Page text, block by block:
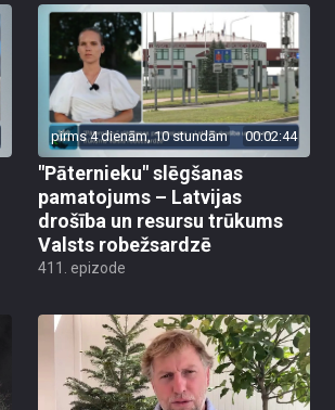
pirms 4 dienām, 10 stundām 00:02:44
"Pāternieku" slēgšanas
pamatojums – Latvijas
drošība un resursu trūkums
Valsts robežsardzē
411. epizode